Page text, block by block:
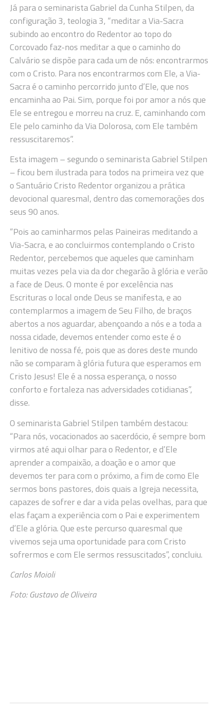
Já para o seminarista Gabriel da Cunha Stilpen, da
configuração 3, teologia 3, “meditar a Via-Sacra
subindo ao encontro do Redentor ao topo do
Corcovado faz-nos meditar a que o caminho do
Calvário se dispõe para cada um de nós: encontrarmos
com o Cristo. Para nos encontrarmos com Ele, a Via-
Sacra é o caminho percorrido junto d’Ele, que nos
encaminha ao Pai. Sim, porque foi por amor a nós que
Ele se entregou e morreu na cruz. E, caminhando com
Ele pelo caminho da Via Dolorosa, com Ele também
ressuscitaremos”.
Esta imagem – segundo o seminarista Gabriel Stilpen
– ficou bem ilustrada para todos na primeira vez que
o Santuário Cristo Redentor organizou a prática
devocional quaresmal, dentro das comemorações dos
seus 90 anos.
“Pois ao caminharmos pelas Paineiras meditando a
Via-Sacra, e ao concluirmos contemplando o Cristo
Redentor, percebemos que aqueles que caminham
muitas vezes pela via da dor chegarão à glória e verão
a face de Deus. O monte é por excelência nas
Escrituras o local onde Deus se manifesta, e ao
contemplarmos a imagem de Seu Filho, de braços
abertos a nos aguardar, abençoando a nós e a toda a
nossa cidade, devemos entender como este é o
lenitivo de nossa fé, pois que as dores deste mundo
não se comparam à glória futura que esperamos em
Cristo Jesus! Ele é a nossa esperança, o nosso
conforto e fortaleza nas adversidades cotidianas”,
disse.
O seminarista Gabriel Stilpen também destacou:
“Para nós, vocacionados ao sacerdócio, é sempre bom
virmos até aqui olhar para o Redentor, e d’Ele
aprender a compaixão, a doação e o amor que
devemos ter para com o próximo, a fim de como Ele
sermos bons pastores, dois quais a Igreja necessita,
capazes de sofrer e dar a vida pelas ovelhas, para que
elas façam a experiência com o Pai e experimentem
d’Ele a glória. Que este percurso quaresmal que
vivemos seja uma oportunidade para com Cristo
sofrermos e com Ele sermos ressuscitados”, concluiu.
Carlos Moioli
Foto: Gustavo de Oliveira